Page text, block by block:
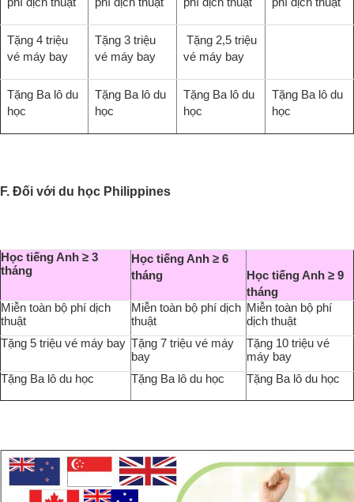
Tặng 4 triệu
vé máy bay
Tặng 3 triệu
vé máy bay
Tặng 2,5 triệu
vé máy bay
Tặng Ba lô du
học
Tặng Ba lô du
học
Tặng Ba lô du
học
Tặng Ba lô du
học
F. Đối với du học Philippines
Học tiếng Anh ≥ 3
tháng
Học tiếng Anh ≥ 6
tháng
Học tiếng Anh ≥ 9
tháng
Miễn toàn bộ phí dịch
thuật
Miễn toàn bộ phí dịch
thuật
Miễn toàn bộ phí
dịch thuật
Tặng 5 triệu vé máy bay Tặng 7 triệu vé máy
bay
Tặng 10 triệu vé
máy bay
Tặng Ba lô du học
Tặng Ba lô du học Tặng Ba lô du học